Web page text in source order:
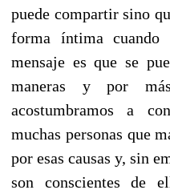
puede compartir sino
forma íntima cuando
mensaje es que se
maneras y por
acostumbramos a
muchas personas que
por esas causas y, sin
son conscientes de